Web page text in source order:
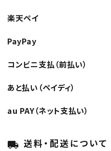
酒質
楽天ペイ
PayPay
コンビニ支払（前払い）
あと払い（ペイディ）
au PAY（ネット支払い）
local_shipping 送料・配送について